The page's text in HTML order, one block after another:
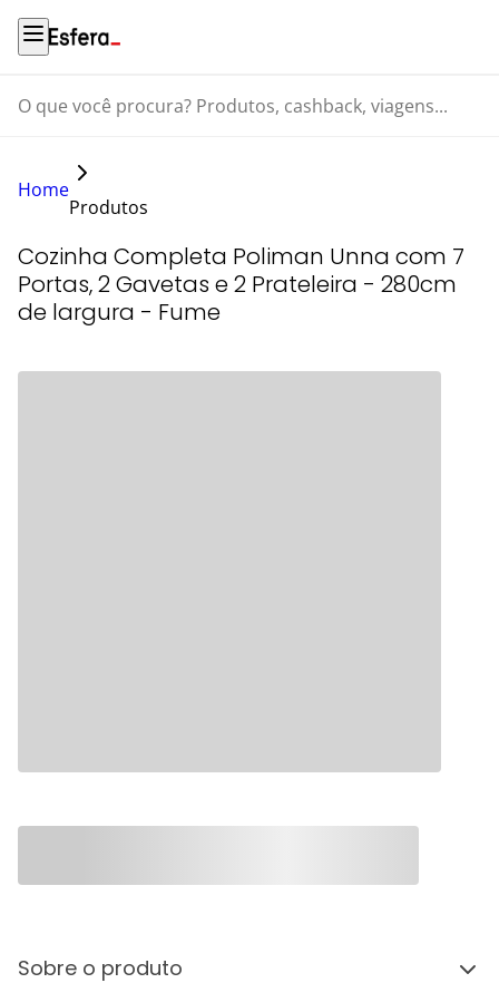
O que você procura? Produtos, cashback, viagens...
Home
Produtos
Cozinha Completa Poliman Unna com 7
Portas, 2 Gavetas e 2 Prateleira - 280cm
de largura - Fume
Sobre o produto